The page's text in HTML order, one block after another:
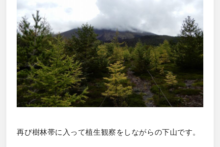
再び樹林帯に入って植生観察をしながらの下山です。